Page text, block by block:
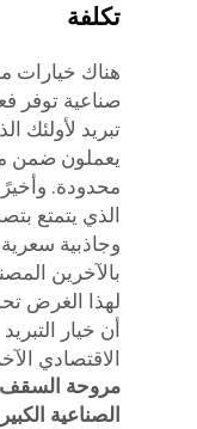
تكلفة
هناك خيارات
صناعية توفر
تبريد لأولئك
يعملون ضمن
محدودة.
الذي يتمتع
وجاذبية
بالآخرين
لهذا الغرض
أن خيار التبريد
الاقتصادي
مروحة السقف
الصناعية